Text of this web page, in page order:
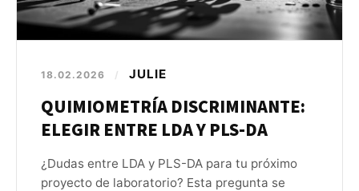
18.02.2026 / JULIE
QUIMIOMETRÍA DISCRIMINANTE:
ELEGIR ENTRE LDA Y PLS-DA
¿Dudas entre LDA y PLS-DA para tu próximo
proyecto de laboratorio? Esta pregunta se